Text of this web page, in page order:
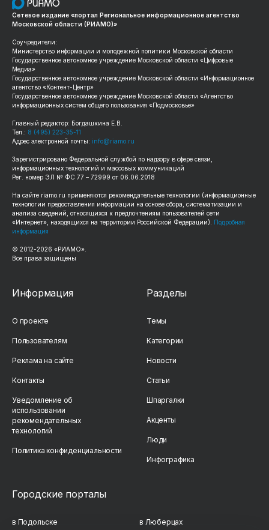
Сетевое издание «портал Региональное информационное агентство
Московской области (РИАМО)»
Соучредители:
Министерство информации и молодежной политики Московской области
Государственное автономное учреждение Московской области «Цифровые
Медиа»
Государственное автономное учреждение Московской области «Информационное
агентство «Контент-Центр»
Государственное автономное учреждение Московской области «Агентство
информационных систем общего пользования «Подмосковье»
Главный редактор: Богдашкина Е.В.
Тел.: 8 (495) 223-35-11
Адрес электронной почты: info@riamo.ru
Зарегистрировано Федеральной службой по надзору в сфере связи,
информационных технологий и массовых коммуникаций
Рег. номер ЭЛ № ФС 77 – 72999 от 06.06.2018
На сайте riamo.ru применяются рекомендательные технологии (информационные
технологии предоставления информации на основе сбора, систематизации и
анализа сведений, относящихся к предпочтениям пользователей сети
«Интернет», находящихся на территории Российской Федерации).
Подробная
информация
© 2012-2026 «РИАМО».
Все права защищены
Информация
О проекте
Пользователям
Реклама на сайте
Контакты
Уведомление об
использовании
рекомендательных
технологий
Политика конфиденциальности
Разделы
Темы
Категории
Новости
Статьи
Шпаргалки
Акценты
Люди
Инфографика
Городские порталы
в Подольске в Люберцах